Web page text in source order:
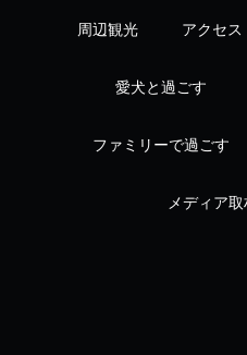
周辺観光 アクセス
愛犬と過ごす
ファミリーで過ごす
メディア